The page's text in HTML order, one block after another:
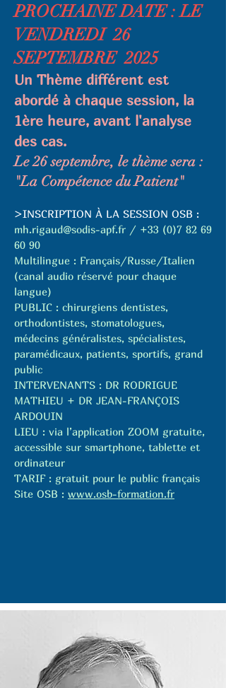
PROCHAINE DATE : LE
VENDREDI 26
SEPTEMBRE 2025
Un Thème différent est
abordé à chaque session, la
1ère heure, avant l'analyse
des cas.
Le 26 septembre, le thème sera :
"La Compétence du Patient"
>INSCRIPTION À LA SESSION OSB :
mh.rigaud@sodis-apf.fr / +33 (0)7 82 69
60 90
Multilingue : Français/Russe/Italien
(canal audio réservé pour chaque
langue)
PUBLIC : chirurgiens dentistes,
orthodontistes, stomatologues,
médecins généralistes, spécialistes,
paramédicaux, patients, sportifs, grand
public
INTERVENANTS : DR RODRIGUE
MATHIEU + DR JEAN-FRANÇOIS
ARDOUIN
LIEU : via l’application ZOOM gratuite,
accessible sur smartphone, tablette et
ordinateur
TARIF : gratuit pour le public français
Site OSB : www.osb-formation.fr